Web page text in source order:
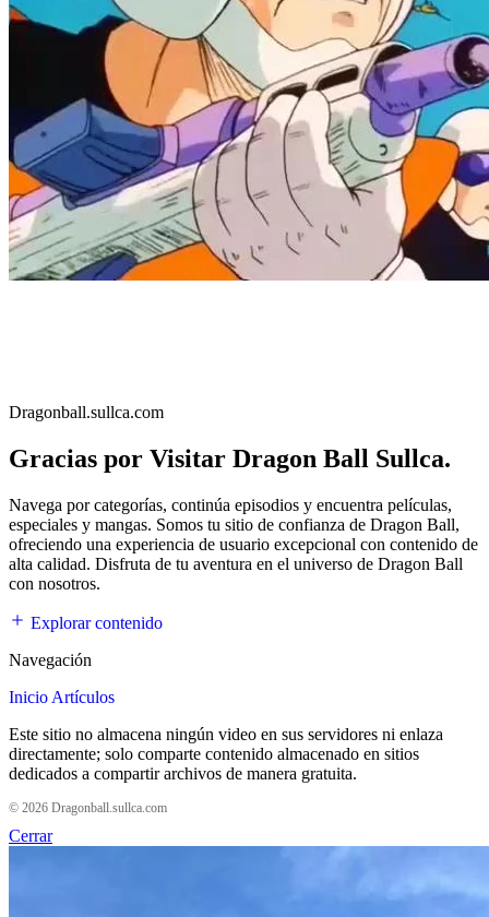
Dragonball.sullca.com
Gracias por Visitar Dragon Ball Sullca.
Navega por categorías, continúa episodios y encuentra películas,
especiales y mangas. Somos tu sitio de confianza de Dragon Ball,
ofreciendo una experiencia de usuario excepcional con contenido de
alta calidad. Disfruta de tu aventura en el universo de Dragon Ball
con nosotros.
Explorar contenido
Navegación
Inicio Artículos
Este sitio no almacena ningún video en sus servidores ni enlaza
directamente; solo comparte contenido almacenado en sitios
dedicados a compartir archivos de manera gratuita.
© 2026 Dragonball.sullca.com
Cerrar